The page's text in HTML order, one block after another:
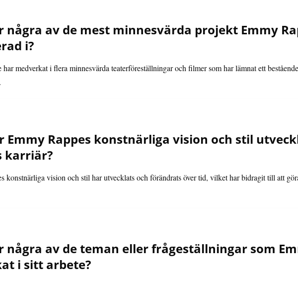
några av de mest minnesvärda projekt Emmy
i?
medverkat i flera minnesvärda teaterföreställningar och filmer som har lämnat ett
Emmy Rappes konstnärliga vision och stil
karriär?
konstnärliga vision och stil har utvecklats och förändrats över tid, vilket har bidragit till att
några av de teman eller frågeställningar som
i sitt arbete?